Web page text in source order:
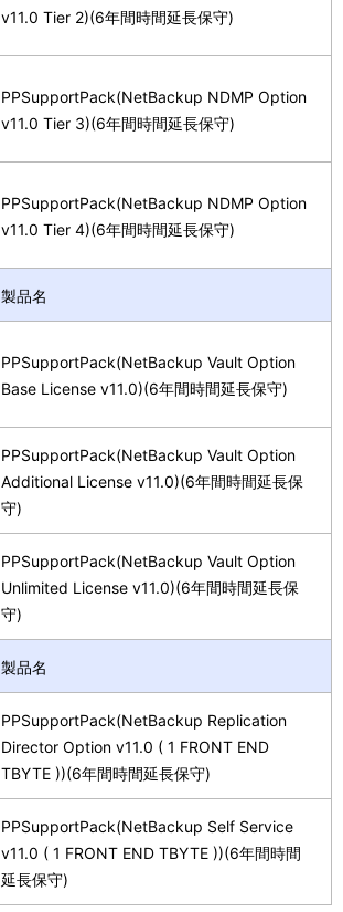
v11.0 Tier 2)(6年間時間延長保守)
PPSupportPack(NetBackup NDMP Option
v11.0 Tier 3)(6年間時間延長保守)
PPSupportPack(NetBackup NDMP Option
v11.0 Tier 4)(6年間時間延長保守)
製品名
PPSupportPack(NetBackup Vault Option
Base License v11.0)(6年間時間延長保守)
PPSupportPack(NetBackup Vault Option
Additional License v11.0)(6年間時間延長保
守)
PPSupportPack(NetBackup Vault Option
Unlimited License v11.0)(6年間時間延長保
守)
製品名
PPSupportPack(NetBackup Replication
Director Option v11.0 ( 1 FRONT END
TBYTE ))(6年間時間延長保守)
PPSupportPack(NetBackup Self Service
v11.0 ( 1 FRONT END TBYTE ))(6年間時間
延長保守)